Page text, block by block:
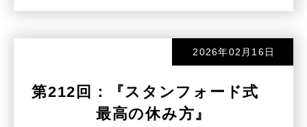
2026年02月16日
第212回：『スタンフォード式
最高の休み方』